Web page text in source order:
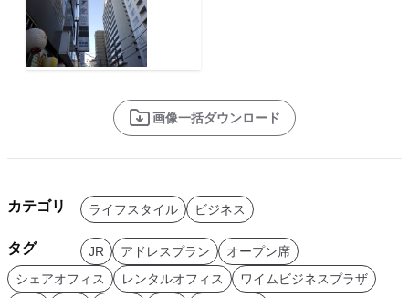
画像一括ダウンロード
カテゴリ ライフスタイル ビジネス
タグ JR アドレスプラン
オープン席
シェアオフィス
レンタルオフィス
ワイムビジネスプラザ